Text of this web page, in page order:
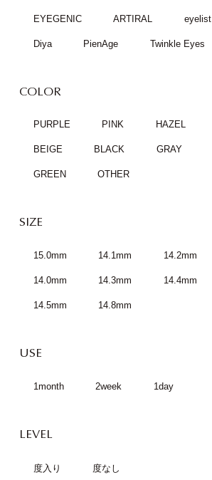
EYEGENIC ARTIRAL eyelist
Diya PienAge Twinkle Eyes
COLOR
PURPLE PINK HAZEL
BEIGE BLACK GRAY
GREEN OTHER
SIZE
15.0mm 14.1mm 14.2mm
14.0mm 14.3mm 14.4mm
14.5mm 14.8mm
USE
1month 2week 1day
LEVEL
度入り 度なし